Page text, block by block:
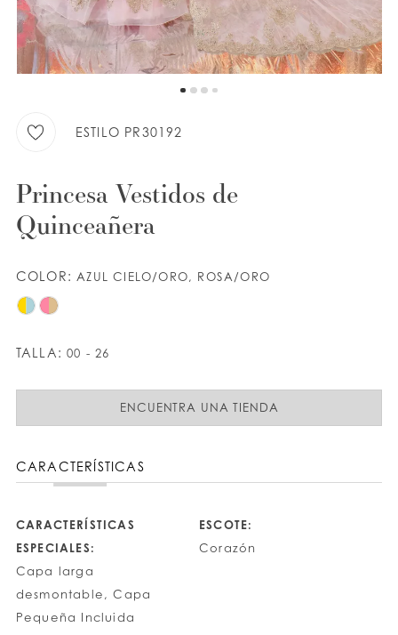
LISTA DE DESEOS
ESTILO PR30192
Princesa Vestidos de
Quinceañera
COLOR: AZUL CIELO/ORO, ROSA/ORO
TALLA: 00 - 26
ENCUENTRA UNA TIENDA
CARACTERÍSTICAS
CARACTERÍSTICAS
ESPECIALES:
Capa larga
desmontable, Capa
Pequeña Incluida
ESCOTE:
Corazón